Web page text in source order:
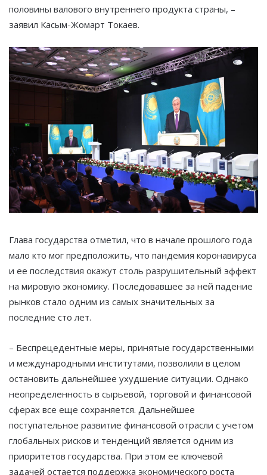
половины валового внутреннего продукта страны, –
заявил Касым-Жомарт Токаев.
Глава государства отметил, что в начале прошлого года
мало кто мог предположить, что пандемия коронавируса
и ее последствия окажут столь разрушительный эффект
на мировую экономику. Последовавшее за ней падение
рынков стало одним из самых значительных за
последние сто лет.
– Беспрецедентные меры, принятые государственными
и международными институтами, позволили в целом
остановить дальнейшее ухудшение ситуации. Однако
неопределенность в сырьевой, торговой и финансовой
сферах все еще сохраняется. Дальнейшее
поступательное развитие финансовой отрасли с учетом
глобальных рисков и тенденций является одним из
приоритетов государства. При этом ее ключевой
задачей остается поддержка экономического роста